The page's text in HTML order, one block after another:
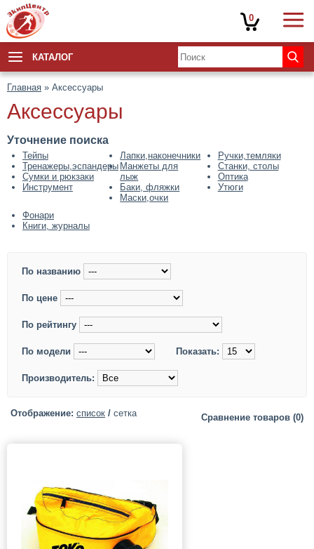
КАТАЛОГ
Главная » Аксессуары
Аксессуары
Уточнение поиска
Тейпы
Тренажеры,эспандеры
Сумки и рюкзаки
Инструмент
Лапки,наконечники
Манжеты для
лыж
Баки, фляжки
Маски,очки
Ручки,темляки
Станки, столы
Оптика
Утюги
Фонари
Книги, журналы
По названию
По цене
По рейтингу
По модели Показать:
Производитель:
Сравнение товаров (0)
Отображение: список / сетка
0